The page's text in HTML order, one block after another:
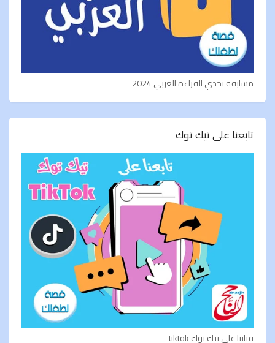
مسابقة تحدي القراءة العربي 2024
تابعنا على تيك توك
قناتنا على تيك توك tiktok